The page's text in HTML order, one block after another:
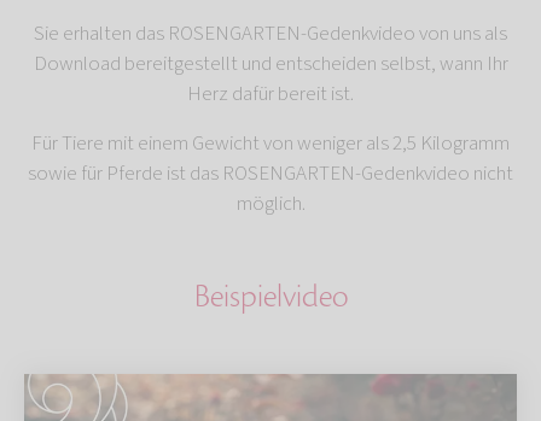
Sie erhalten das ROSENGARTEN-Gedenkvideo von uns als
Download bereitgestellt und entscheiden selbst, wann Ihr
Herz dafür bereit ist.
Für Tiere mit einem Gewicht von weniger als 2,5 Kilogramm
sowie für Pferde ist das ROSENGARTEN-Gedenkvideo nicht
möglich.
Beispielvideo